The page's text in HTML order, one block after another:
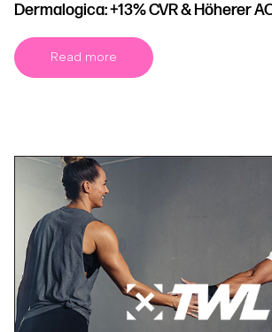
Dermalogica: +13% CVR & Höherer
Read more